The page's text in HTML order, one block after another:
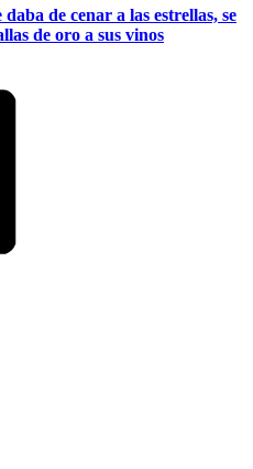
de cenar a las estrellas, se
de oro a sus vinos